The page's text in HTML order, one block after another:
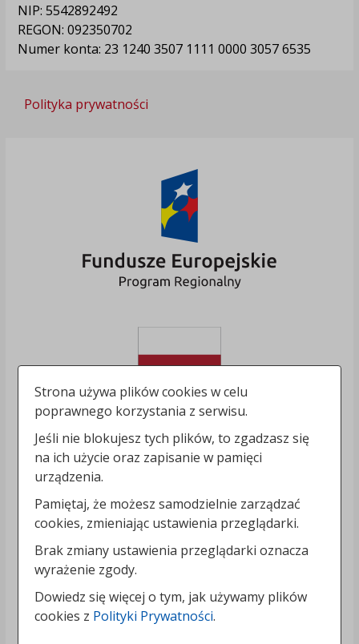
NIP: 5542892492
REGON: 092350702
Numer konta: 23 1240 3507 1111 0000 3057 6535
Polityka prywatności
Strona używa plików cookies w celu
poprawnego korzystania z serwisu.
Jeśli nie blokujesz tych plików, to zgadzasz się
na ich użycie oraz zapisanie w pamięci
urządzenia.
Pamiętaj, że możesz samodzielnie zarządzać
cookies, zmieniając ustawienia przeglądarki.
Brak zmiany ustawienia przeglądarki oznacza
wyrażenie zgody.
Dowiedz się więcej o tym, jak używamy plików
cookies z Polityki Prywatności.